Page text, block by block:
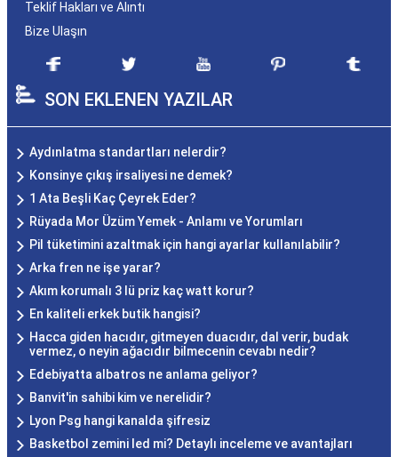
Teklif Hakları ve Alıntı
Bize Ulaşın
SON EKLENEN YAZILAR
Aydınlatma standartları nelerdir?
Konsinye çıkış irsaliyesi ne demek?
1 Ata Beşli Kaç Çeyrek Eder?
Rüyada Mor Üzüm Yemek - Anlamı ve Yorumları
Pil tüketimini azaltmak için hangi ayarlar kullanılabilir?
Arka fren ne işe yarar?
Akım korumalı 3 lü priz kaç watt korur?
En kaliteli erkek butik hangisi?
Hacca giden hacıdır, gitmeyen duacıdır, dal verir, budak
vermez, o neyin ağacıdır bilmecenin cevabı nedir?
Edebiyatta albatros ne anlama geliyor?
Banvit'in sahibi kim ve nerelidir?
Lyon Psg hangi kanalda şifresiz
Basketbol zemini led mi? Detaylı inceleme ve avantajları